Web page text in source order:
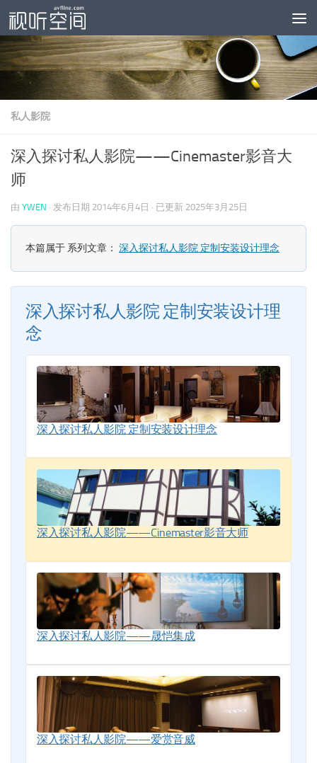
跳至内容
私人影院
深入探讨私人影院——Cinemaster影音大
师
由 YWEN · 发布日期 2014年6月4日 · 已更新 2025年3月25日
本篇属于 系列文章： 深入探讨私人影院 定制安装设计理念
深入探讨私人影院 定制安装设计理
念
深入探讨私人影院 定制安装设计理念
深入探讨私人影院——Cinemaster影音大师
深入探讨私人影院——晟恺集成
深入探讨私人影院——爱赏音威